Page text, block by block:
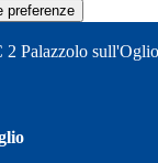
preferenze
2 Palazzolo sull'Oglio